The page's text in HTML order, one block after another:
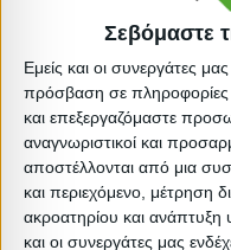
Σεβόμαστε
Εμείς και οι συνεργάτες
πρόσβαση σε
και επεξεργαζόμαστε
αναγνωριστικοί και
αποστέλλονται από μια
και περιεχόμενο, μέτρηση
ακροατηρίου και ανάπτυξη
και οι συνεργάτες μας
*Το προϊόν
** Η χρωματική απόδοση
διαφέρει ελαφρώς σε
απεικόνισή του στην
Είδος: Τραπέζια
Απόχρωση: Μαύρο